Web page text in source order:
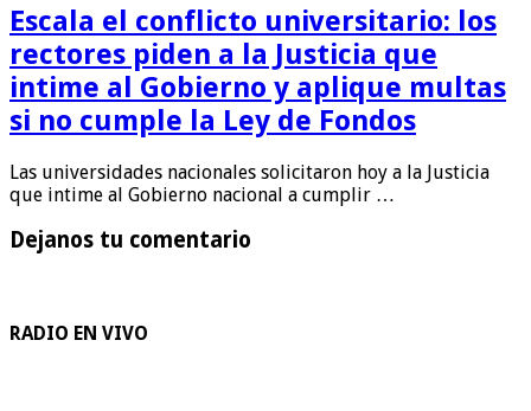
Escala el conflicto universitario: los
rectores piden a la Justicia que
intime al Gobierno y aplique multas
si no cumple la Ley de Fondos
Las universidades nacionales solicitaron hoy a la Justicia
que intime al Gobierno nacional a cumplir …
Dejanos tu comentario
RADIO EN VIVO